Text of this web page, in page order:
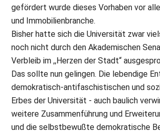
gefördert wurde dieses Vorhaben vor
und Immobilienbranche.
Bisher hatte sich die Universität zwar
noch nicht durch den Akademischen
Verbleib im ,,Herzen der Stadt“
Das sollte nun gelingen. Die lebendige
demokratisch-antifaschistischen und
Erbes der Universität - auch baulich
weitere Zusammenführung und
und die selbstbewußte demokratische